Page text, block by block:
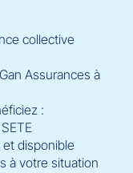
collective
Assurances à
:
disponible
à votre situation